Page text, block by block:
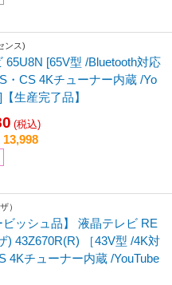
ンス)
65U8N [65V型 /Bluetooth対応
・CS 4Kチューナー内蔵 /Yo
生産完了品】
(税込)
）
ビッシュ品】 液晶テレビ RE
) 43Z670R(R) ［43V型 /4K対
4Kチューナー内蔵 /YouTube